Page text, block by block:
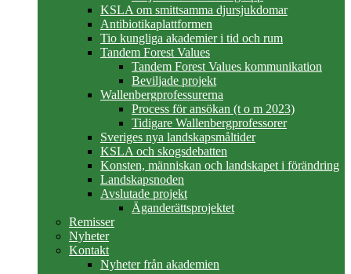
KSLA om smittsamma djursjukdomar
Antibiotikaplattformen
Tio kungliga akademier i tid och rum
Tandem Forest Values
Tandem Forest Values kommunikation
Beviljade projekt
Wallenbergprofessurerna
Process för ansökan (t o m 2023)
Tidigare Wallenbergprofessorer
Sveriges nya landskapsmåltider
KSLA och skogsdebatten
Konsten, människan och landskapet i förändring
Landskapsnoden
Avslutade projekt
Äganderättsprojektet
Remisser
Nyheter
Kontakt
Nyheter från akademien